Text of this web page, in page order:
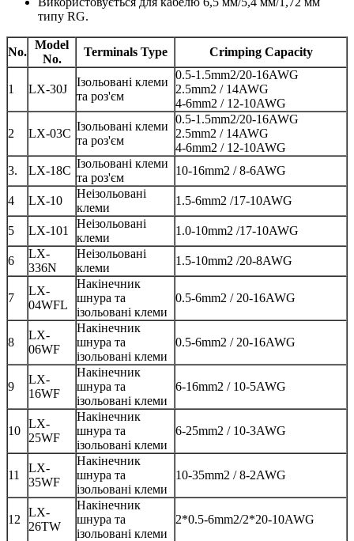
типу RG.
No.
Model
No.
Terminals Type Crimping Capacity
1 LX-30J
Ізольовані клеми
та роз'єм
0.5-1.5mm2/20-16AWG
2.5mm2 / 14AWG
4-6mm2 / 12-10AWG
2 LX-03C
Ізольовані клеми
та роз'єм
0.5-1.5mm2/20-16AWG
2.5mm2 / 14AWG
4-6mm2 / 12-10AWG
3.
LX-18C
Ізольовані клеми
та роз'єм
10-16mm2 / 8-6AWG
4 LX-10
Неізольовані
клеми
1.5-6mm2 /17-10AWG
5 LX-101
Неізольовані
клеми
1.0-10mm2 /17-10AWG
6
LX-
336N
Неізольовані
клеми
1.5-10mm2 /20-8AWG
7
LX-
04WFL
Накінечник
шнура та
ізольовані клеми
0.5-6mm2 / 20-16AWG
8
LX-
06WF
Накінечник
шнура та
ізольовані клеми
0.5-6mm2 / 20-16AWG
9
LX-
16WF
Накінечник
шнура та
ізольовані клеми
6-16mm2 / 10-5AWG
10
LX-
25WF
Накінечник
шнура та
ізольовані клеми
6-25mm2 / 10-3AWG
11
LX-
35WF
Накінечник
шнура та
ізольовані клеми
10-35mm2 / 8-2AWG
12
LX-
26TW
Накінечник
шнура та
ізольовані клеми
2*0.5-6mm2/2*20-10AWG